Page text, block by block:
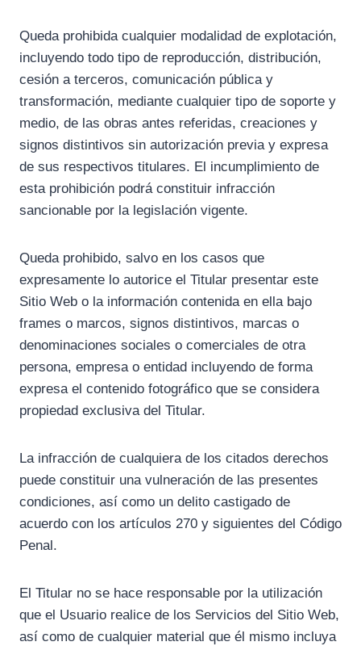
Queda prohibida cualquier modalidad de explotación,
incluyendo todo tipo de reproducción, distribución,
cesión a terceros, comunicación pública y
transformación, mediante cualquier tipo de soporte y
medio, de las obras antes referidas, creaciones y
signos distintivos sin autorización previa y expresa
de sus respectivos titulares. El incumplimiento de
esta prohibición podrá constituir infracción
sancionable por la legislación vigente.
Queda prohibido, salvo en los casos que
expresamente lo autorice el Titular presentar este
Sitio Web o la información contenida en ella bajo
frames o marcos, signos distintivos, marcas o
denominaciones sociales o comerciales de otra
persona, empresa o entidad incluyendo de forma
expresa el contenido fotográfico que se considera
propiedad exclusiva del Titular.
La infracción de cualquiera de los citados derechos
puede constituir una vulneración de las presentes
condiciones, así como un delito castigado de
acuerdo con los artículos 270 y siguientes del Código
Penal.
El Titular no se hace responsable por la utilización
que el Usuario realice de los Servicios del Sitio Web,
así como de cualquier material que él mismo incluya